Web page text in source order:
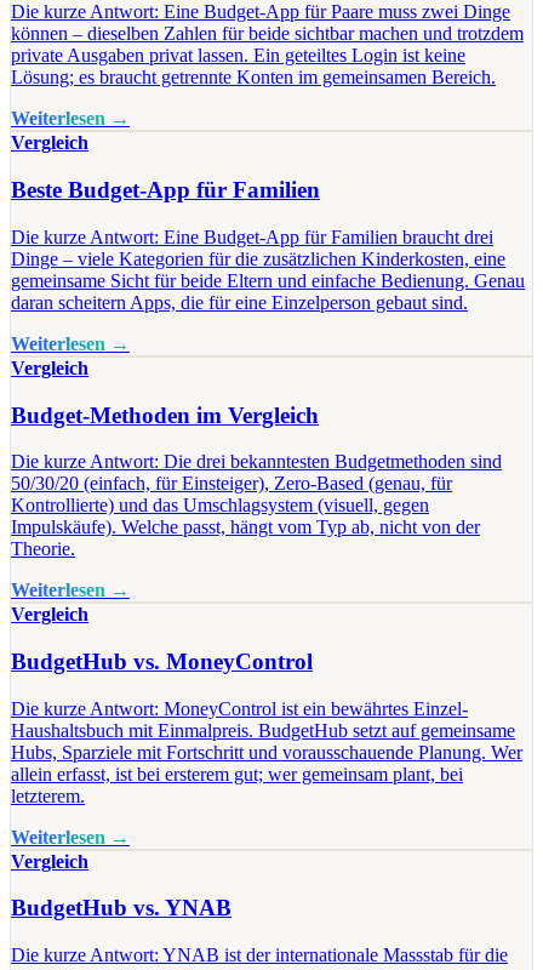
Die kurze Antwort: Eine Budget-App für Paare muss zwei Dinge
können – dieselben Zahlen für beide sichtbar machen und trotzdem
private Ausgaben privat lassen. Ein geteiltes Login ist keine
Lösung; es braucht getrennte Konten im gemeinsamen Bereich.
Weiterlesen →
Vergleich
Beste Budget-App für Familien
Die kurze Antwort: Eine Budget-App für Familien braucht drei
Dinge – viele Kategorien für die zusätzlichen Kinderkosten, eine
gemeinsame Sicht für beide Eltern und einfache Bedienung. Genau
daran scheitern Apps, die für eine Einzelperson gebaut sind.
Weiterlesen →
Vergleich
Budget-Methoden im Vergleich
Die kurze Antwort: Die drei bekanntesten Budgetmethoden sind
50/30/20 (einfach, für Einsteiger), Zero-Based (genau, für
Kontrollierte) und das Umschlagsystem (visuell, gegen
Impulskäufe). Welche passt, hängt vom Typ ab, nicht von der
Theorie.
Weiterlesen →
Vergleich
BudgetHub vs. MoneyControl
Die kurze Antwort: MoneyControl ist ein bewährtes Einzel-
Haushaltsbuch mit Einmalpreis. BudgetHub setzt auf gemeinsame
Hubs, Sparziele mit Fortschritt und vorausschauende Planung. Wer
allein erfasst, ist bei ersterem gut; wer gemeinsam plant, bei
letzterem.
Weiterlesen →
Vergleich
BudgetHub vs. YNAB
Die kurze Antwort: YNAB ist der internationale Massstab für die